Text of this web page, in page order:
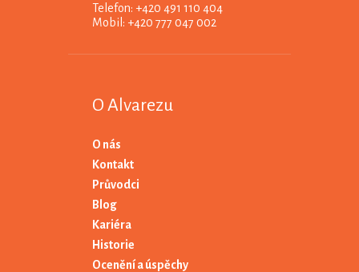
Telefon: +420 491 110 404
Mobil: +420 777 047 002
O Alvarezu
O nás
Kontakt
Průvodci
Blog
Kariéra
Historie
Ocenění a úspěchy